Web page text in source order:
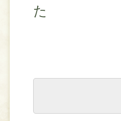
た